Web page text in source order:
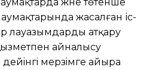
жасалған іс-
лауазымдарды атқару
айналысу
мерзiмге айыра